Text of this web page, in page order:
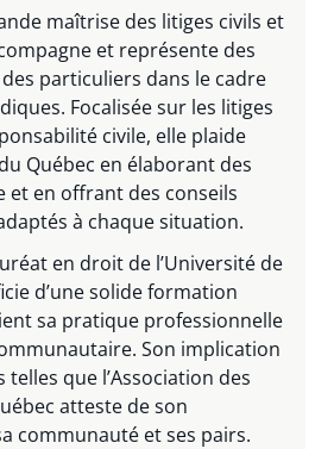
maîtrise des litiges civils et
et représente des
particuliers dans le cadre
Focalisée sur les litiges
civile, elle plaide
Québec en élaborant des
et en offrant des conseils
à chaque situation.
en droit de l’Université de
d’une solide formation
sa pratique professionnelle
Son implication
que l’Association des
atteste de son
communauté et ses pairs.